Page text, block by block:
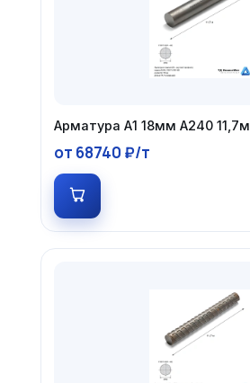
Арматура А1 18мм А240 11,7м
от 68740 ₽/т